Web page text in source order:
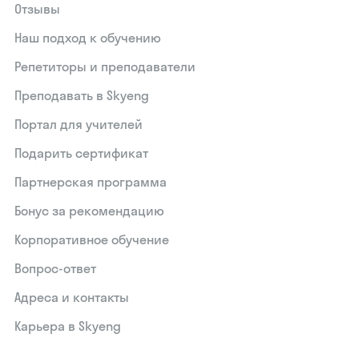
Отзывы
Наш подход к обучению
Репетиторы и преподаватели
Преподавать в Skyeng
Портал для учителей
Подарить сертификат
Партнерская программа
Бонус за рекомендацию
Корпоративное обучение
Вопрос-ответ
Адреса и контакты
Карьера в Skyeng